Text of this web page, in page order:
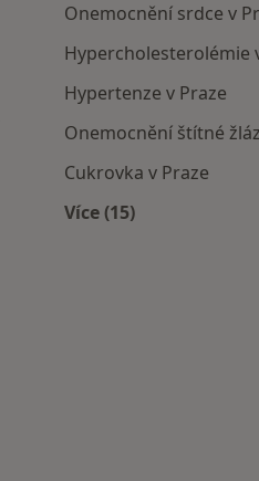
Onemocnění srdce v
Hypercholesterolémie
Hypertenze v Praze
Onemocnění štítné
Cukrovka v Praze
Více (15)